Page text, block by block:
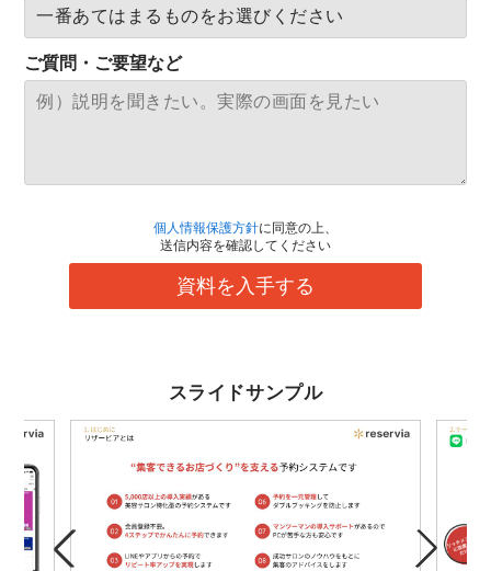
ご質問・ご要望など
個人情報保護方針に同意の上、
送信内容を確認してください
資料を入手する
スライドサンプル